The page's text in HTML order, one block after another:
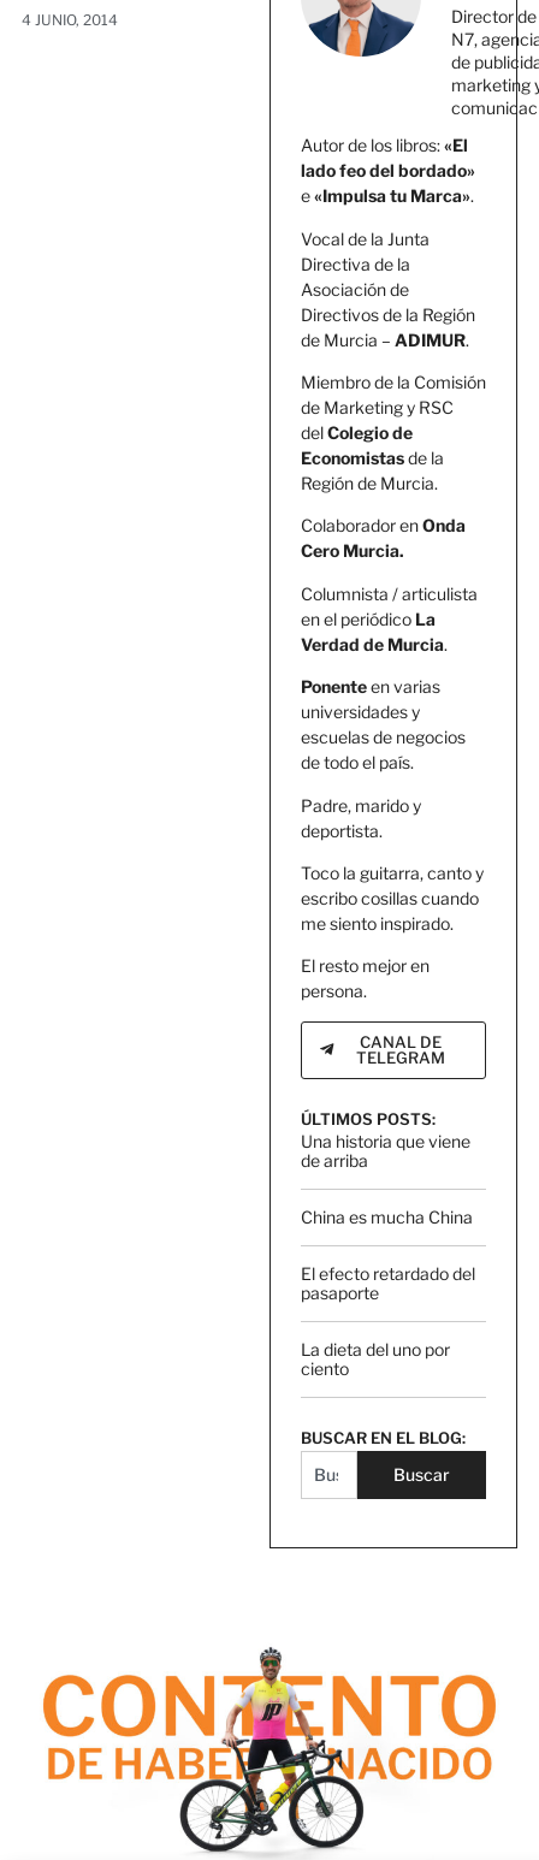
4 JUNIO, 2014
Director de
N7,
de
marketing
Autor de los libros:«El
lado feo del bordado»
e«Impulsa tu Marca».
Vocal de la Junta
Directiva de la
Asociación de
Directivos de la Región
de Murcia – ADIMUR.
Miembro de la Comisión
de Marketing y RSC
delColegio de
Economistasde la
Región de Murcia.
Colaborador enOnda
Cero Murcia.
Columnista / articulista
en el periódico La
Verdad de Murcia.
Ponenteen varias
universidades y
escuelas de negocios
de todo el país.
Padre, marido y
deportista.
Toco la guitarra, canto y
escribo cosillas cuando
me siento inspirado.
El resto mejor en
persona.
CANAL DE
TELEGRAM
ÚLTIMOS POSTS:
Una historia que viene
de arriba
China es mucha China
El efecto retardado del
pasaporte
La dieta del uno por
ciento
BUSCAR EN EL BLOG:
Buscar